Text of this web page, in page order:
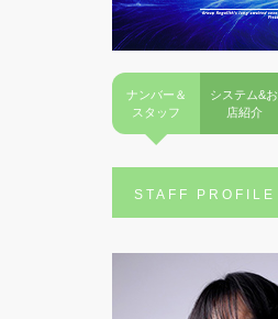
ナンバー＆
スタッフ
システム&お
店紹介
STAFF PROFILE